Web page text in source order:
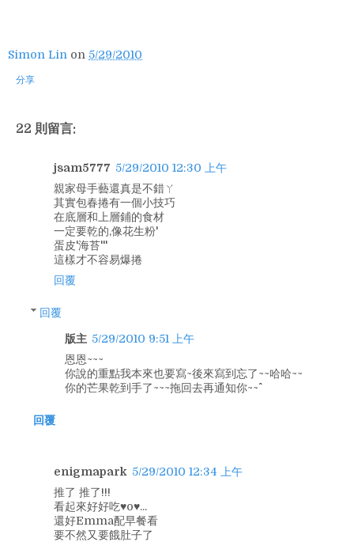
Simon Lin on 5/29/2010
分享
22 則留言:
jsam5777 5/29/2010 12:30 上午
親家母手藝還真是不錯ㄚ
其實包春捲有一個小技巧
在底層和上層鋪的食材
一定要乾的,像花生粉'
蛋皮'海苔'''
這樣才不容易爆捲
回覆
回覆
版主 5/29/2010 9:51 上午
恩恩~~~
你說的重點我本來也要寫~後來寫到忘了~~哈哈~~
你的芒果乾到手了~~~拖回去再通知你~~^^
回覆
enigmapark 5/29/2010 12:34 上午
推了 推了!!!
看起來好好吃♥o♥...
還好Emma配早餐看
要不然又要餓肚子了